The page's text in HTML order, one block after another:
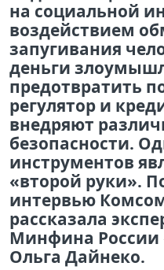
на социальной
воздействием
запугивания
деньги
предотвратить
регулятор и
внедряют
безопасности.
инструментов
«второй руки».
интервью
рассказала
Минфина
Ольга Дайнеко.